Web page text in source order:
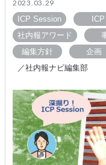
2023.03.29
ICP Session
ICP
社内報アワード
編集方針
企画
／社内報ナビ編集部